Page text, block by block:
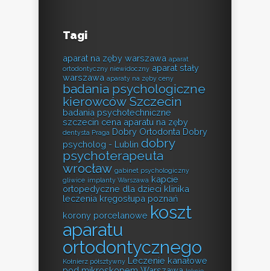
Tagi
aparat na zęby warszawa aparat
ortodontyczny niewidoczny aparat stały
warszawa aparaty na zęby ceny
badania psychologiczne
kierowców Szczecin
badania psychotechniczne
szczecin cena aparatu na zęby
dentysta Praga Dobry Ortodonta Dobry
psycholog - Lublin dobry
psychoterapeuta
wrocław gabinet psychologiczny
gliwice implanty Warszawa kapcie
ortopedyczne dla dzieci klinika
leczenia kręgosłupa poznań
korony porcelanowe koszt
aparatu
ortodontycznego
Kołnierz półsztywny Leczenie kanałowe